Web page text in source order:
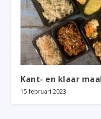
Kant- en klaar
15 februari 2023